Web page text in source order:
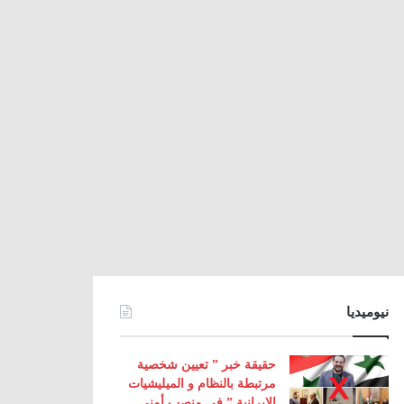
نيوميديا
حقيقة خبر ” تعيين شخصية
مرتبطة بالنظام و الميليشيات